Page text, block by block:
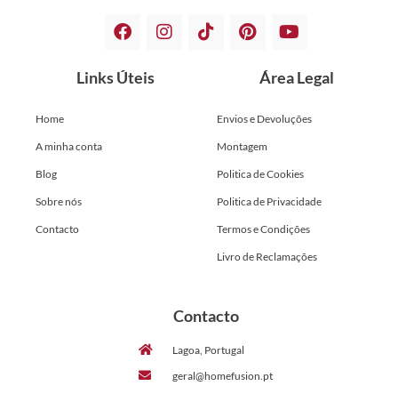
Links Úteis
Home
A minha conta
Blog
Sobre nós
Contacto
Área Legal
Envios e Devoluções
Montagem
Politica de Cookies
Politica de Privacidade
Termos e Condições
Livro de Reclamações
Contacto
Lagoa, Portugal
geral@homefusion.pt